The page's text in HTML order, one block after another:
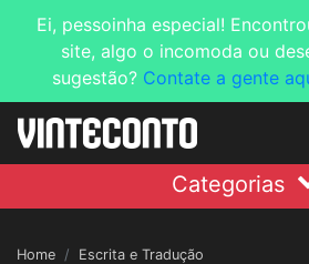
Ei, pessoinha especial!
site, algo o incomoda ou
sugestão? Contate a gente
Categorias
Home Escrita e Tradução